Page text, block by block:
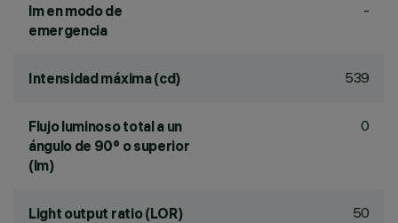
lm en modo de
emergencia
-
Intensidad máxima (cd) 539
Flujo luminoso total a un
ángulo de 90° o superior
(lm)
0
Light output ratio (LOR) 50